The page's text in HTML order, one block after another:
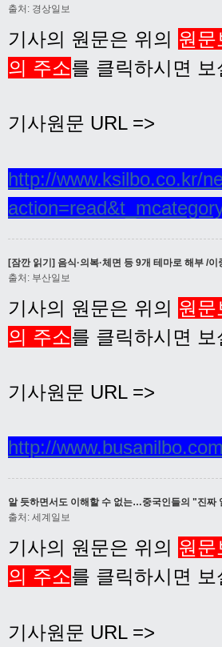
출처: 경상일보
기사의 원문은 위의 원문
의 주소를 클릭하시면
기사원문 URL =>
http://www.ksilbo.co.kr/
[잠깐 읽기] 음식·의복·체면 등 9개 테마로 해부 /
출처: 부산일보
기사의 원문은 위의 원문
의 주소를 클릭하시면
기사원문 URL =>
http://
알 듯하면서도 이해할 수 없는…중국인들의 "진짜
출처: 세계일보
기사의 원문은 위의 원문
의 주소를 클릭하시면
기사원문 URL =>